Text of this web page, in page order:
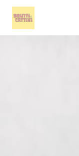
Cookies beheer paneel